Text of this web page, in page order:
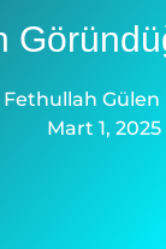
Fethullah Gülen
Mart 1, 2025